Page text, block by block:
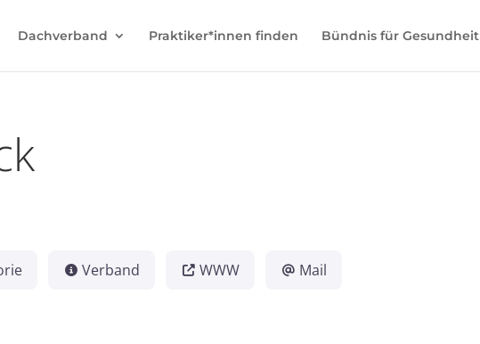
Dachverband Praktiker*innen finden Bündnis für Gesundheit
Verband WWW Mail